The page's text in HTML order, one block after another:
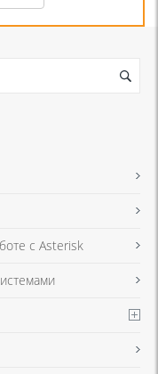
данных для связи
обработки персональных
данных для связи
обработки персональных
с Asterisk